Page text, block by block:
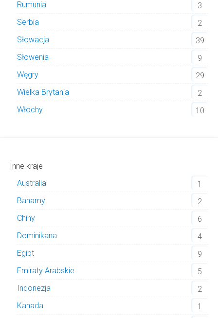
Rumunia
3
Serbia
2
Słowacja
39
Słowenia
9
Węgry
29
Wielka Brytania
2
Włochy
10
Inne kraje
Australia
1
Bahamy
2
Chiny
6
Dominikana
4
Egipt
9
Emiraty Arabskie
5
Indonezja
2
Kanada
1